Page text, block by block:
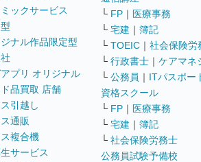
ックサービス
ナル作品限定型
プリ オリジナル
品買取 店舗
引越し
通販
複合機
サービス
└ FP ｜ 医療事務
└ 宅建 ｜ 簿記
└ TOEIC ｜ 社会保険労
└ 行政書士 ｜ ケアマネ
└ 公務員 ｜ ITパスポー
資格スクール
└ FP ｜ 医療事務
└ 宅建 ｜ 簿記
└ 社会保険労務士
公務員試験予備校